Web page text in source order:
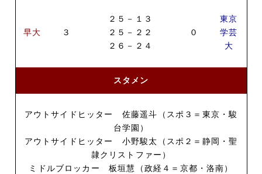
早大 ３
２５－１３
２５－２２
２６－２４
０
東京
学芸
大
スタメン
アウトサイドヒッター 佐藤遥斗（スポ３＝東京・駿
台学園）
アウトサイドヒッター 小野駿太（スポ２＝静岡・聖
隷クリストファー）
ミドルブロッカー 板垣慧（政経４＝京都・洛南）